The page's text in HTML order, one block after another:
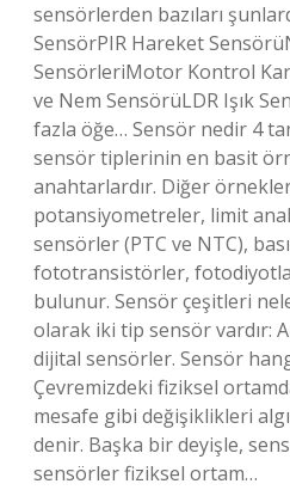
sensörlerden bazıları
SensörPIR Hareket
SensörleriMotor Kontrol
ve Nem SensörüLDR Işık
fazla öğe… Sensör nedir 4
sensör tiplerinin en basit
anahtarlardır. Diğer
potansiyometreler, limit
sensörler (PTC ve NTC),
fototransistörler,
bulunur. Sensör çeşitleri
olarak iki tip sensör vardır:
dijital sensörler. Sensör
Çevremizdeki fiziksel
mesafe gibi değişiklikleri
denir. Başka bir deyişle,
sensörler fiziksel ortam…